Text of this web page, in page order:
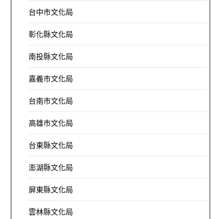
台中市文化局
彰化縣文化局
南投縣文化局
嘉義市文化局
台南市文化局
高雄市文化局
台東縣文化局
澎湖縣文化局
屏東縣文化局
雲林縣文化局